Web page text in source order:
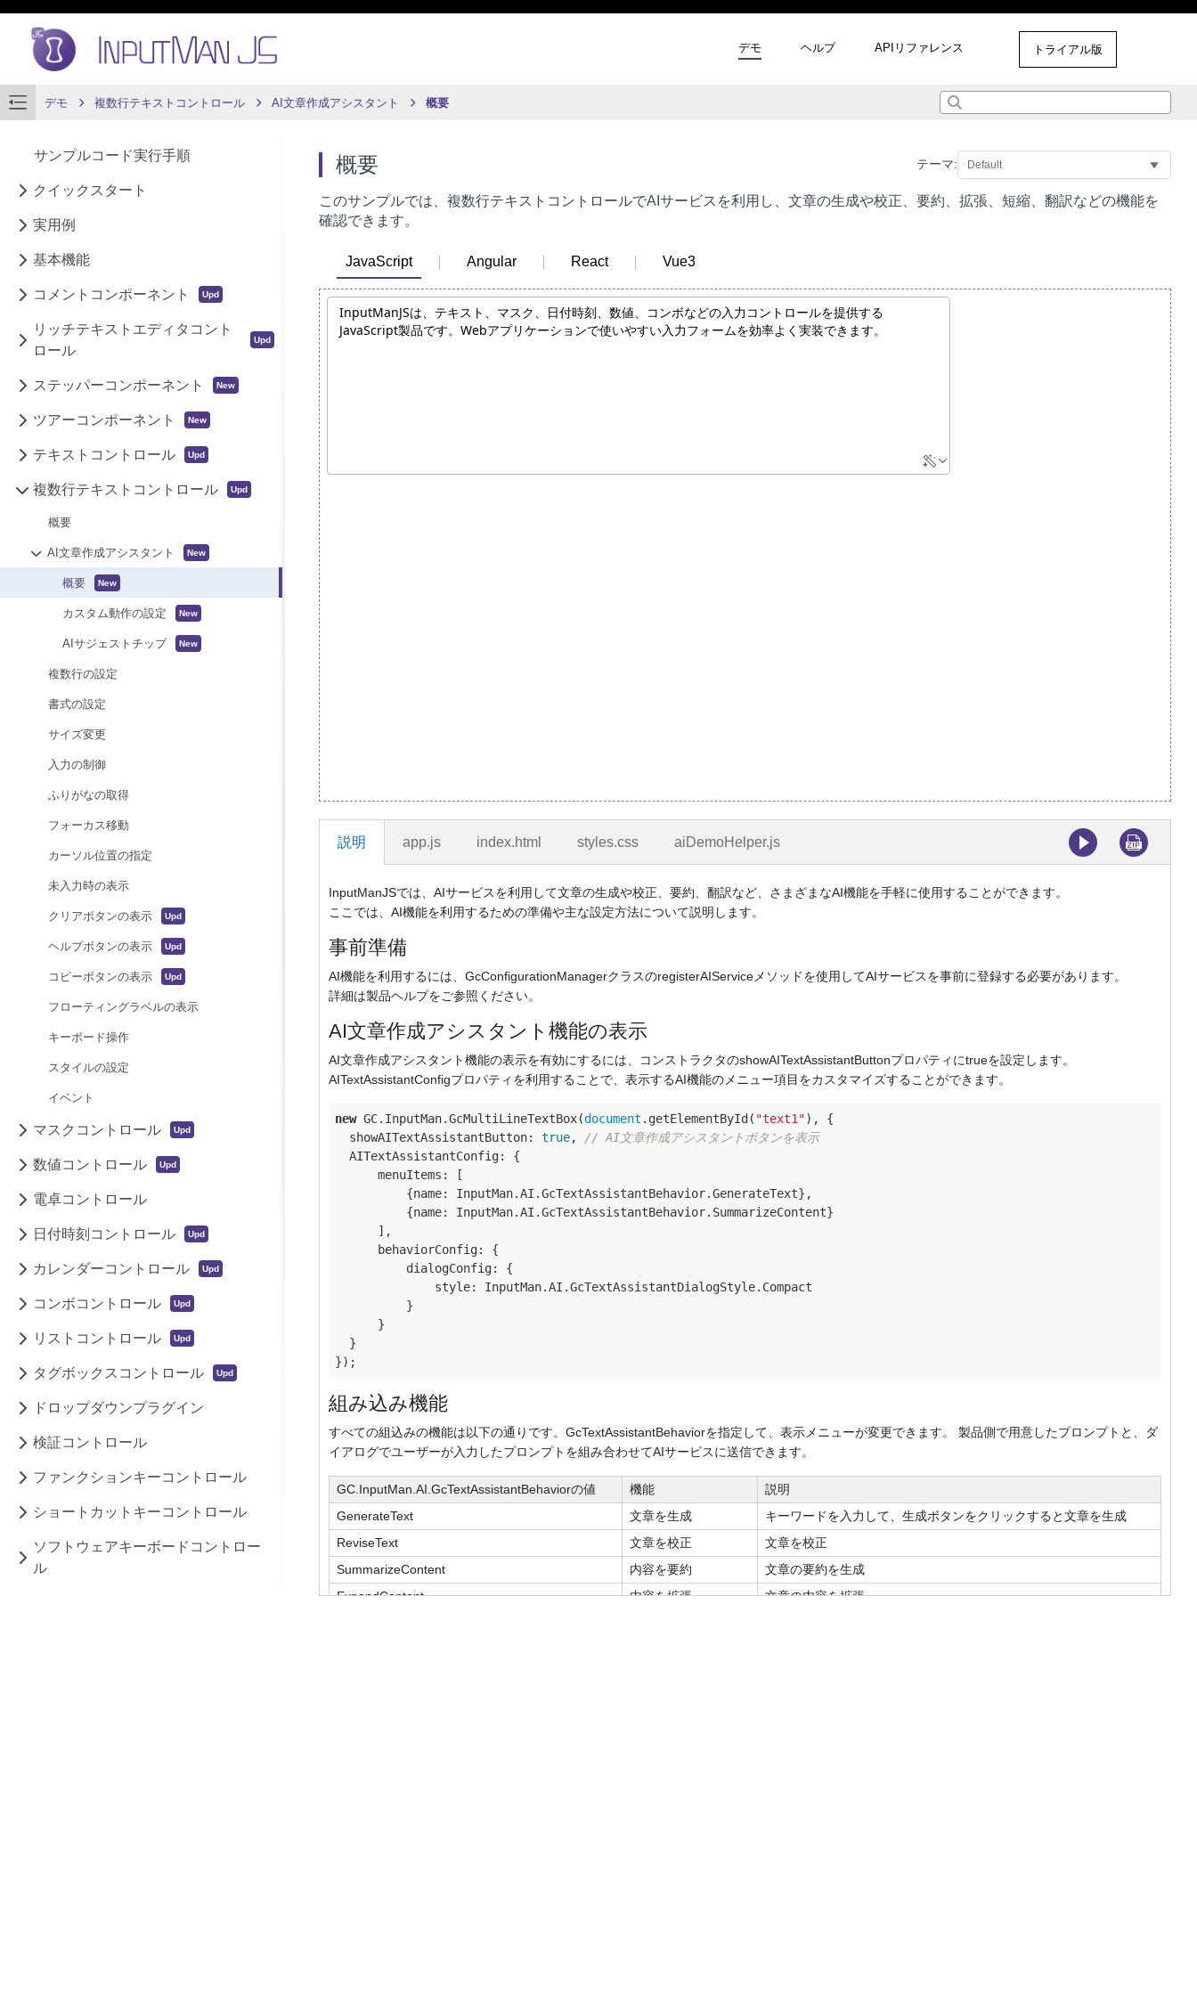
デモ ヘルプ APIリファレンス トライアル版
デモ 複数行テキストコントロール AI文章作成アシスタント 概要
サンプルコード実行手順
クイックスタート
実用例
基本機能
コメントコンポーネント
リッチテキストエディタコント
ロール
ステッパーコンポーネント
ツアーコンポーネント
テキストコントロール
複数行テキストコントロール
概要
AI文章作成アシスタント
概要
カスタム動作の設定
AIサジェストチップ
複数行の設定
書式の設定
サイズ変更
入力の制御
ふりがなの取得
フォーカス移動
カーソル位置の指定
未入力時の表示
クリアボタンの表示
ヘルプボタンの表示
コピーボタンの表示
フローティングラベルの表示
キーボード操作
スタイルの設定
イベント
マスクコントロール
数値コントロール
電卓コントロール
日付時刻コントロール
カレンダーコントロール
コンボコントロール
リストコントロール
タグボックスコントロール
ドロップダウンプラグイン
検証コントロール
ファンクションキーコントロール
ショートカットキーコントロール
ソフトウェアキーボードコントロー
ル
概要 テーマ:
このサンプルでは、複数行テキストコントロールでAIサービスを利用し、文章の生成や校正、要約、拡張、短縮、翻訳などの機能を
確認できます。
JavaScript Angular React Vue3
説明 app.js index.html styles.css aiDemoHelper.js
InputManJSでは、AIサービスを利用して文章の生成や校正、要約、翻訳など、さまざまなAI機能を手軽に使用することができます。
ここでは、AI機能を利用するための準備や主な設定方法について説明します。
事前準備
AI機能を利用するには、GcConfigurationManagerクラスのregisterAIServiceメソッドを使用してAIサービスを事前に登録する必要があります。
詳細は製品ヘルプをご参照ください。
AI文章作成アシスタント機能の表示
AI文章作成アシスタント機能の表示を有効にするには、コンストラクタのshowAITextAssistantButtonプロパティにtrueを設定します。
AITextAssistantConfigプロパティを利用することで、表示するAI機能のメニュー項目をカスタマイズすることができます。
new GC.InputMan.GcMultiLineTextBox(document .getElementById( "text1"), {
showAITextAssistantButton: true,
// AI文章作成アシスタントボタンを表示
AITextAssistantConfig: {
menuItems : [
          {
name: InputMan.AI.GcTextAssistantBehavior.GenerateText},
          {
name: InputMan.AI.GcTextAssistantBehavior.SummarizeContent}
      ],
behaviorConfig: {
dialogConfig: {
style: InputMan.AI.GcTextAssistantDialogStyle.Compact
          }
      }
  }
組み込み機能
すべての組込みの機能は以下の通りです。GcTextAssistantBehaviorを指定して、表示メニューが変更できます。 製品側で用意したプロンプトと、ダ
イアログでユーザーが入力したプロンプトを組み合わせてAIサービスに送信できます。
GC.InputMan.AI.GcTextAssistantBehaviorの値 機能
説明
GenerateText
文章を生成
キーワードを入力して、生成ボタンをクリックすると文章を生成
ReviseText
文章を校正
文章を校正
SummarizeContent
内容を要約
文章の要約を生成
ExpandContent
内容を拡張
文章の内容を拡張